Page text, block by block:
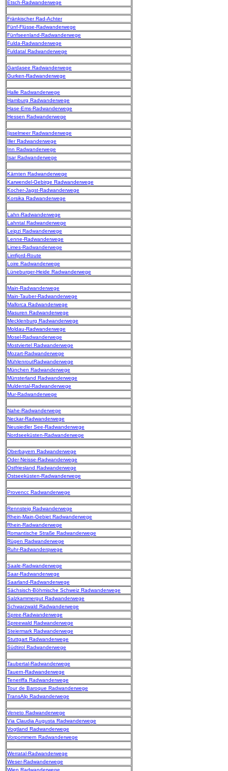
Etsch-Radwanderwege
Fränkischer Rad-Achter
Fünf-Flüsse-Radwanderwege
Fünfseenland-Radwanderwege
Fulda-Radwanderwege
Fuldatal Radwanderwege
Gardasee Radwanderwege
Gurken-Radwanderwege
Halle Radwanderwege
Hamburg Radwanderwege
Hase-Ems-Radwanderwege
Hessen Radwanderwege
Ijsselmeer Radwanderwege
Iller Radwanderwege
Inn Radwanderwege
Isar Radwanderwege
Kärnten Radwanderwege
Karwendel-Gebirge Radwanderwege
Kocher-Jagst-Radwanderwege
Korsika Radwanderwege
Lahn-Radwanderwege
Lahntal Radwanderwege
Leipzi Radwanderwege
Lenne-Radwanderwege
Limes-Radwanderwege
Limfjord-Route
Loire Radwanderwege
Lüneburger-Heide Radwanderwege
Main-Radwanderwege
Main-Tauber-Radwanderwege
Mallorca Radwanderwege
Masuren Radwanderwege
Mecklenburg Radwanderwege
Moldau-Radwanderwege
Mosel-Radwanderwege
Mostviertel Radwanderwege
Mozart-Radwanderwege
MühlenroutRadwanderwege
München Radwanderwege
Münsterland Radwanderwege
Muldental-Radwanderwege
Mur-Radwanderwege
Nahe-Radwanderwege
Neckar-Radwanderwege
Neusiedler See-Radwanderwege
Nordseeküsten-Radwanderwege
Oberbayern Radwanderwege
Oder-Neisse-Radwanderwege
Ostfriesland Radwanderwege
Ostseeküsten-Radwanderwege
Provencc Radwanderwege
Rennsteig Radwanderwege
Rhein-Main-Gebiet Radwanderwege
Rhein-Radwanderwege
Romantische Straße Radwanderwege
Rügen Radwanderwege
Ruhr-Radwanderqwege
Saale-Radwanderwege
Saar-Radwanderwege
Saarland-Radwanderwege
Sächsisch-Böhmische Schweiz Radwanderwege
Salzkammergut Radwanderwege
Schwarzwald Radwanderwege
Spree-Radwanderwege
Spreewald Radwanderwege
Steiermark Radwanderwege
Stuttgart Radwanderwege
Südtirol Radwanderwege
Taubertal-Radwanderwege
Tauern-Radwanderwege
Teneriffa Radwanderwege
Tour de Baroque Radwanderwege
TransAlp Radwanderwege
Veneto Radwanderwege
Via Claudia Augusta Radwanderwege
Vogtland Radwanderwege
Vorpommern Radwanderwege
Werratal-Radwanderwege
Weser-Radwanderwege
Wien Radwanderwege